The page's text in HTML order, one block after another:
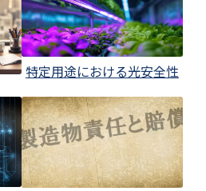
特定用途における光安全性